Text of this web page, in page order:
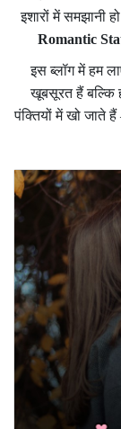
इशारों में समझानी
Romantic
इस ब्लॉग में हम
खूबसूरत हैं बल्कि
पंक्तियों में खो जाते